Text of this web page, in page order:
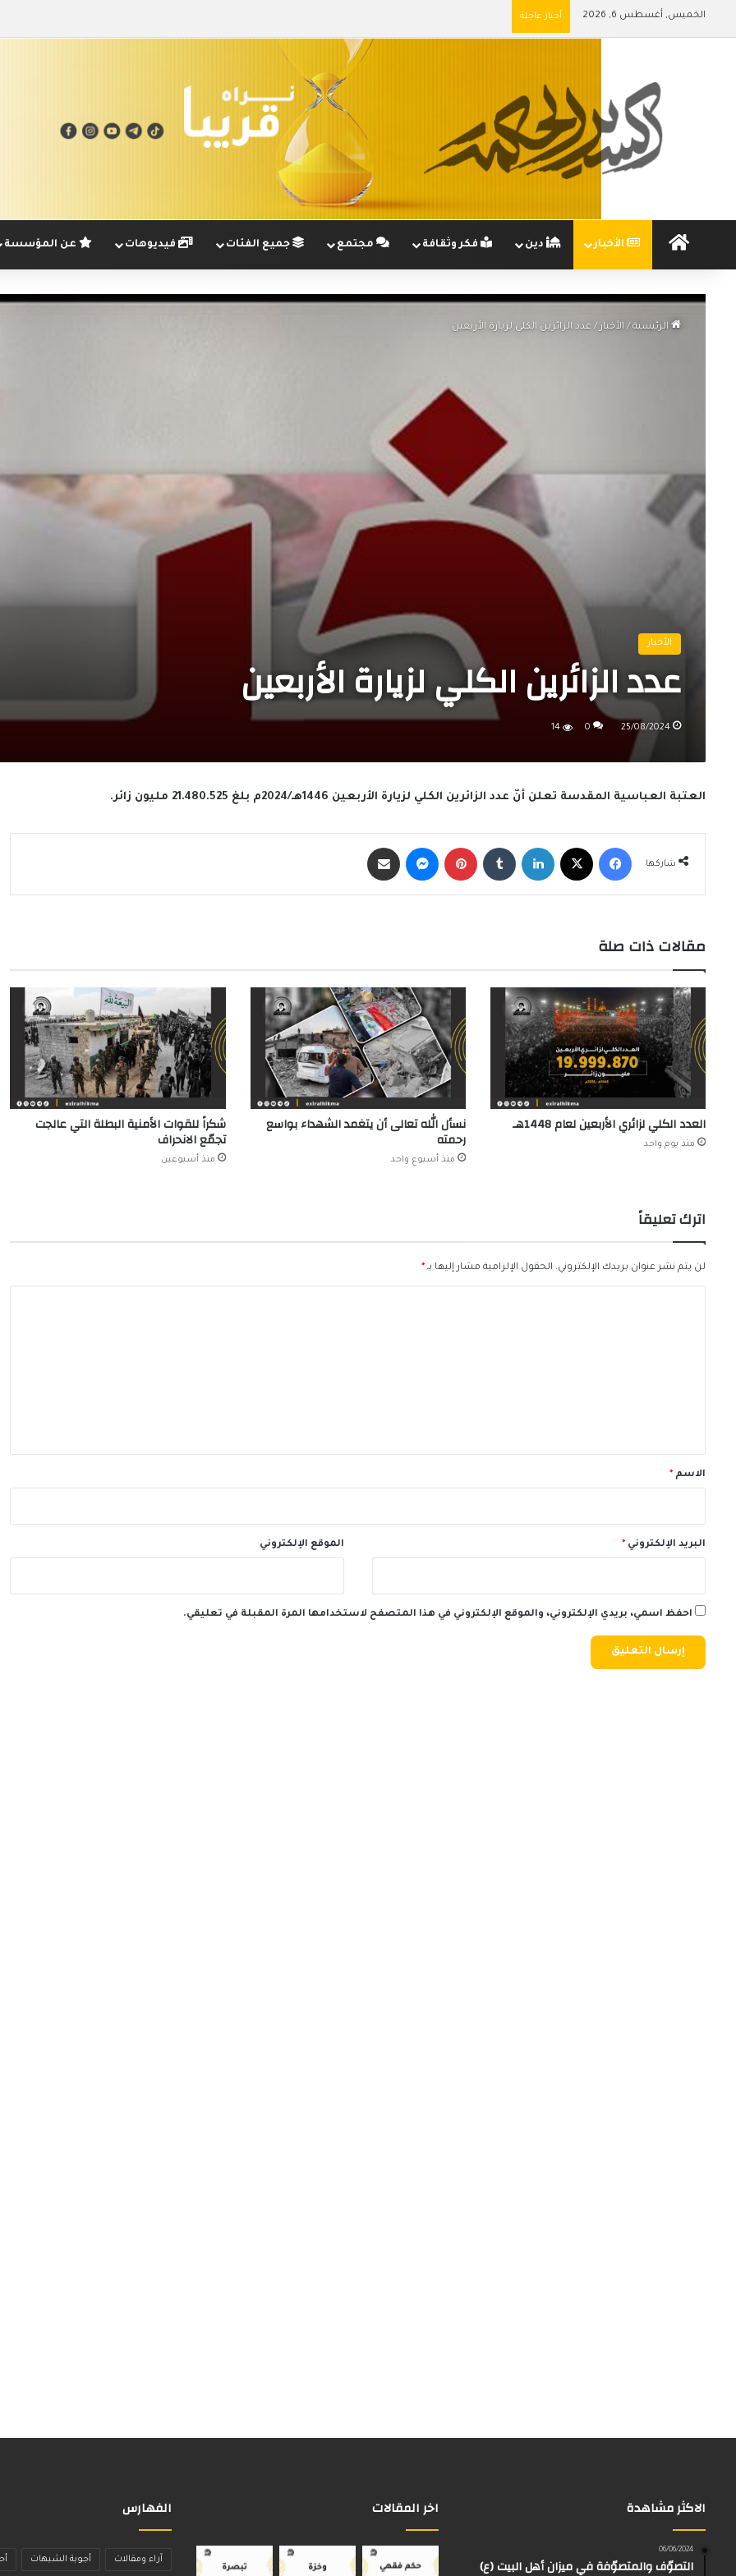
الخميس, أغسطس 6, 2026 أخبار عاجلة
الرئيسيةالأخبار دين فكر وثقافة مجتمع جميع الفئات فيديوهات عن المؤسسة
الرئيسية / الأخبار / عدد الزائرين الكلي لزيارة الأربعين
الأخبار
عدد الزائرين الكلي لزيارة الأربعين
25/08/2024
0
14
العتبة العباسية المقدسة تعلن أنّ عدد الزائرين الكلي لزيارة الأربعين 1446هـ/2024م بلغ 21.480.525 مليون زائر.
شاركها
مقالات ذات صلة
العدد الكلي لزائري الأربعين لعام 1448هـ
منذ يوم واحد
نسأل الله تعالى أن يتغمد الشهداء بواسع
رحمته
منذ أسبوع واحد
شكراً للقوات الأمنية البطلة التي عالجت
تجمّع الانحراف
منذ أسبوعين
اترك تعليقاً
لن يتم نشر عنوان بريدك الإلكتروني. الحقول الإلزامية مشار إليها بـ *
*الاسم *
البريد الإلكتروني * الموقع الإلكتروني
احفظ اسمي، بريدي الإلكتروني، والموقع الإلكتروني في هذا المتصفح لاستخدامها المرة المقبلة في تعليقي.
الاكثر مشاهدة
06/06/2024
التصوّف والمتصوّفة في ميزان أهل البيت (ع)
اخر المقالات الفهارس
آراء ومقالات أجوبة الشبهات